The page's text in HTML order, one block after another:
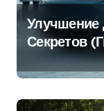
Улучшение
Секретов